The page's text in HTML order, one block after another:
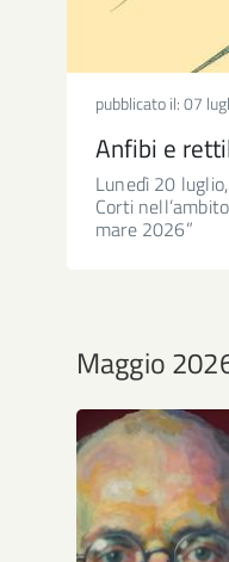
pubblicato il:07
Anfibi e
Lunedì 20
Corti
mare 2026”
Maggio